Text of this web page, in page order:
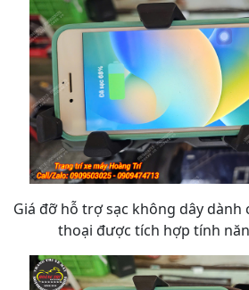
Giá đỡ hỗ trợ sạc không dây
thoại được tích hợp tính